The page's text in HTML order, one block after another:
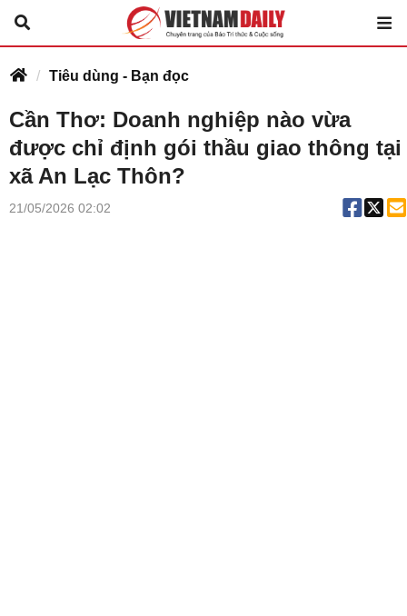
Tiêu dùng - Bạn đọc
Cần Thơ: Doanh nghiệp nào vừa
được chỉ định gói thầu giao thông tại
xã An Lạc Thôn?
21/05/2026 02:02